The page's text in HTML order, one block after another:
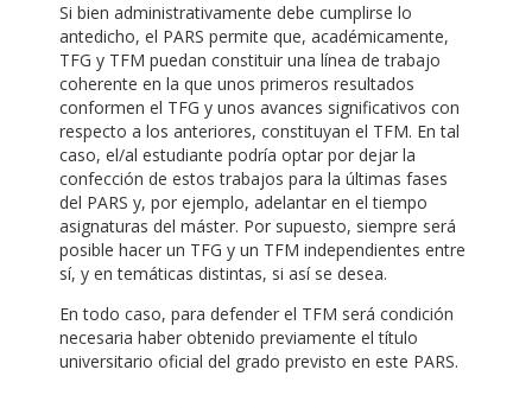
Si bien administrativamente debe cumplirse lo
antedicho, el PARS permite que, académicamente,
TFG y TFM puedan constituir una línea de trabajo
coherente en la que unos primeros resultados
conformen el TFG y unos avances significativos con
respecto a los anteriores, constituyan el TFM. En tal
caso, el/al estudiante podría optar por dejar la
confección de estos trabajos para la últimas fases
del PARS y, por ejemplo, adelantar en el tiempo
asignaturas del máster. Por supuesto, siempre será
posible hacer un TFG y un TFM independientes entre
sí, y en temáticas distintas, si así se desea.
En todo caso, para defender el TFM será condición
necesaria haber obtenido previamente el título
universitario oficial del grado previsto en este PARS.